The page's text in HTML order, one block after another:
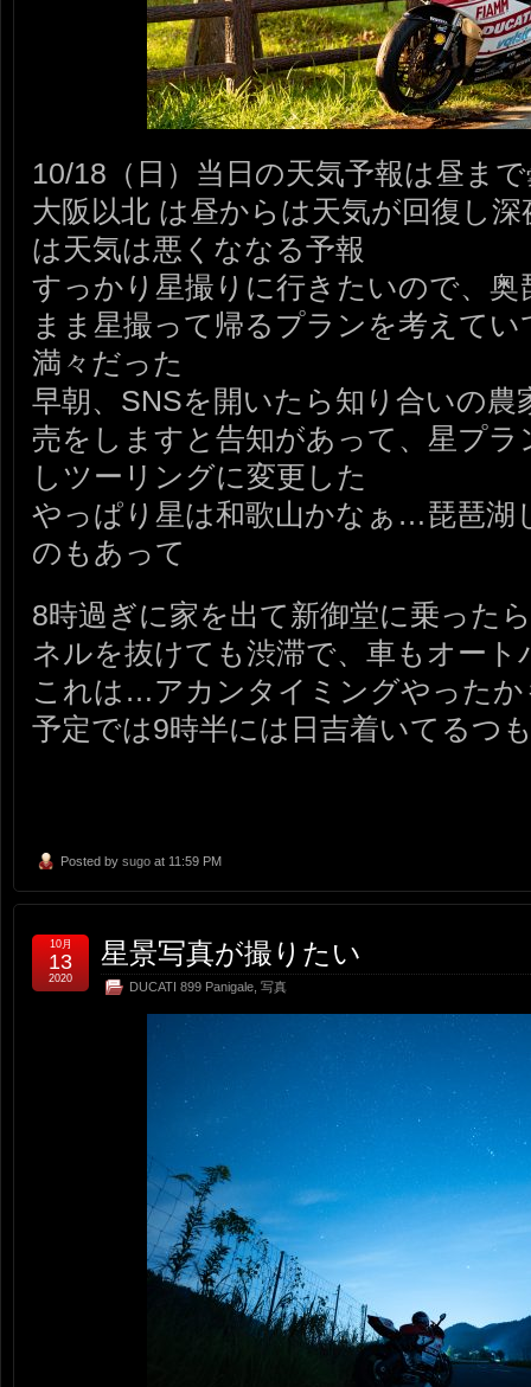
10/18（日）当日の天気予報は昼ま
大阪以北 は昼からは天気が回復し
は天気は悪くななる予報
すっかり星撮りに行きたいので、
まま星撮って帰るプランを考えて
満々だった
早朝、SNSを開いたら知り合いの農
売をしますと告知があって、星プ
しツーリングに変更した
やっぱり星は和歌山かなぁ…琵琶湖
のもあって
8時過ぎに家を出て新御堂に乗った
ネルを抜けても渋滞で、車もオー
これは…アカンタイミングやったか
予定では9時半には日吉着いてるつ
Posted by sugo at 11:59 PM
星景写真が撮りたい
DUCATI 899 Panigale 写真
10月
13
2020